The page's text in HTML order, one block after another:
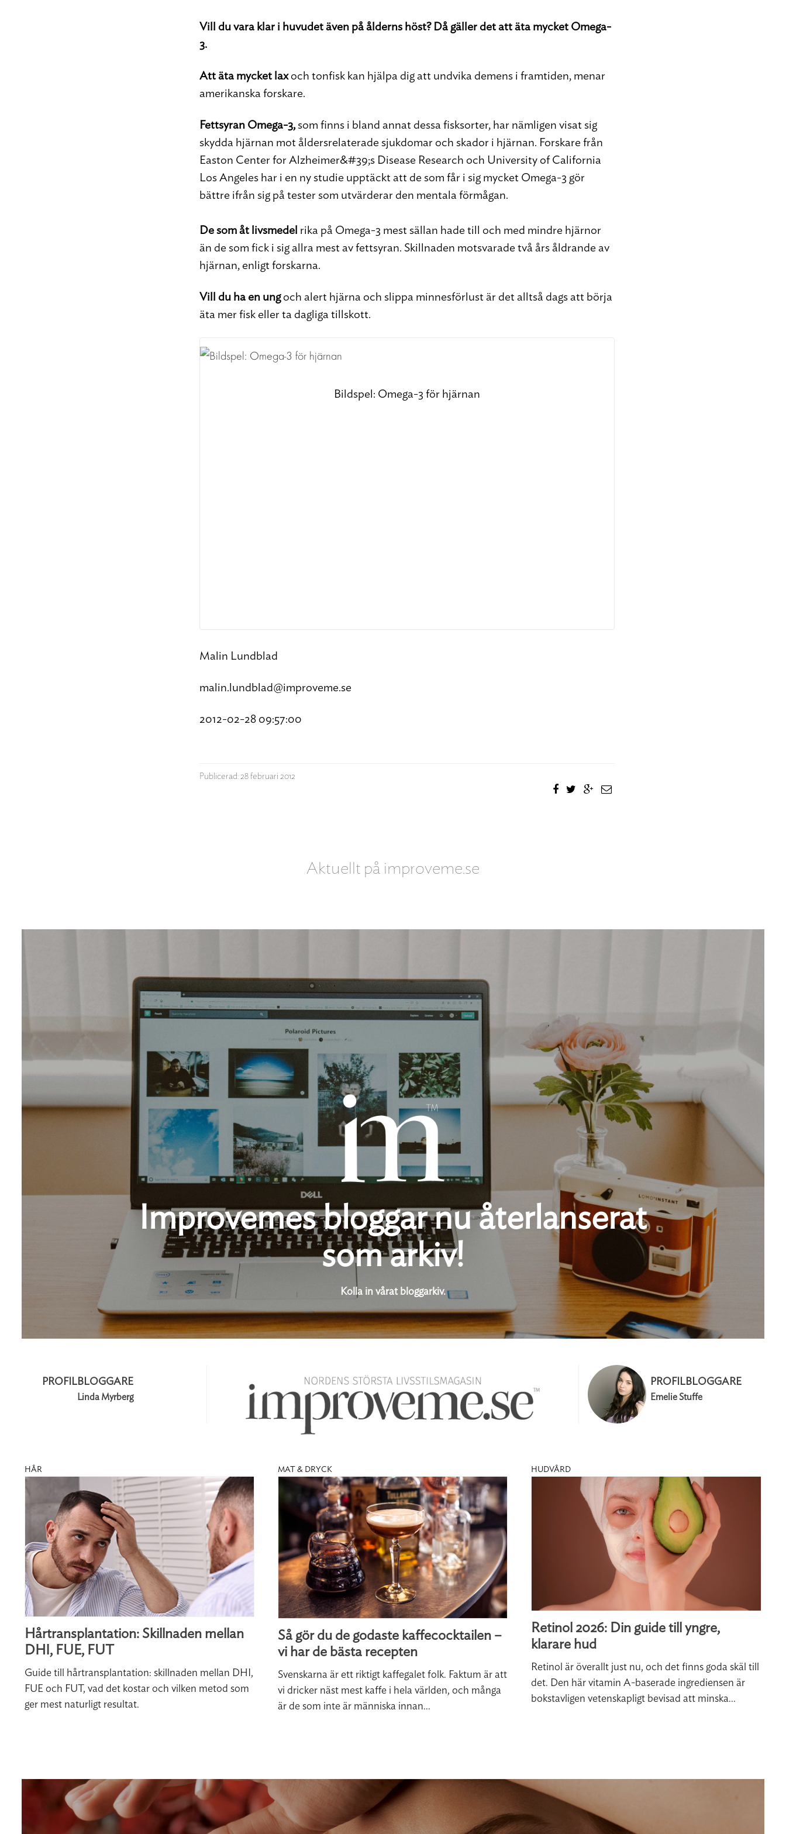
Vill du vara klar i huvudet även på ålderns höst? Då gäller det att äta mycket Omega-
3.
Att äta mycket laxoch tonfisk kan hjälpa dig att undvika demens i framtiden, menar
amerikanska forskare.
Fettsyran Omega-3, som finns i bland annat dessa fisksorter, har nämligen visat sig
skydda hjärnan mot åldersrelaterade sjukdomar och skador i hjärnan. Forskare från
Easton Center for Alzheimer&#39;s Disease Research och University of California
Los Angeles har i en ny studie upptäckt att de som får i sig mycket Omega-3 gör
bättre ifrån sig på tester som utvärderar den mentala förmågan.
De som åt livsmedel rika på Omega-3 mest sällan hade till och med mindre hjärnor
än de som fick i sig allra mest av fettsyran. Skillnaden motsvarade två års åldrande av
hjärnan, enligt forskarna.
Vill du ha en ung och alert hjärna och slippa minnesförlust är det alltså dags att börja
äta mer fisk eller ta dagliga tillskott.
Bildspel: Omega-3 för hjärnan
Malin Lundblad
malin.lundblad@improveme.se
2012-02-28 09:57:00
Publicerad: 28 februari 2012
Aktuellt på improveme.se
Improvemes bloggar nu återlanserat
som arkiv!
Kolla in vårat bloggarkiv.
PROFILBLOGGARE
Linda Myrberg
PROFILBLOGGARE
Emelie Stuffe
HÅR
Hårtransplantation: Skillnaden mellan
DHI, FUE, FUT
Guide till hårtransplantation: skillnaden mellan DHI,
FUE och FUT, vad det kostar och vilken metod som
ger mest naturligt resultat.
MAT & DRYCK
Så gör du de godaste kaffecocktailen –
vi har de bästa recepten
Svenskarna är ett riktigt kaffegalet folk. Faktum är att
vi dricker näst mest kaffe i hela världen, och många
är de som inte är människa innan...
HUDVÅRD
Retinol 2026: Din guide till yngre,
klarare hud
Retinol är överallt just nu, och det finns goda skäl till
det. Den här vitamin A-baserade ingrediensen är
bokstavligen vetenskapligt bevisad att minska...